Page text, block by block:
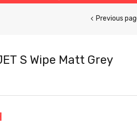
Previous
S Wipe Matt Grey